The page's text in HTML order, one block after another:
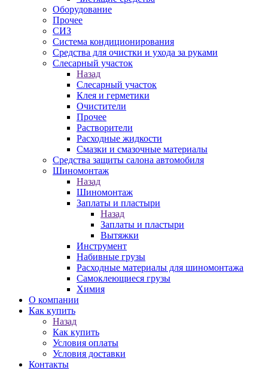
Оборудование
Прочее
СИЗ
Система кондиционирования
Средства для очистки и ухода за руками
Слесарный участок
Назад
Слесарный участок
Клея и герметики
Очистители
Прочее
Растворители
Расходные жидкости
Смазки и смазочные материалы
Средства защиты салона автомобиля
Шиномонтаж
Назад
Шиномонтаж
Заплаты и пластыри
Назад
Заплаты и пластыри
Вытяжки
Инструмент
Набивные грузы
Расходные материалы для шиномонтажа
Самоклеющиеся грузы
Химия
О компании
Как купить
Назад
Как купить
Условия оплаты
Условия доставки
Контакты